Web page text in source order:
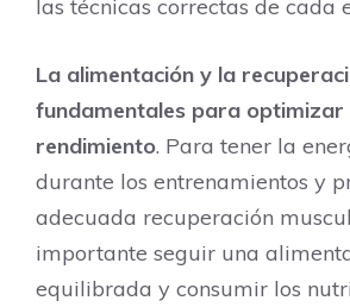
las técnicas correctas de cada
La alimentación y la
fundamentales para optimizar
rendimiento. Para tener la
durante los entrenamientos y
adecuada recuperación
importante seguir una
equilibrada y consumir los